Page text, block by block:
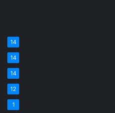
14
14
14
12
1